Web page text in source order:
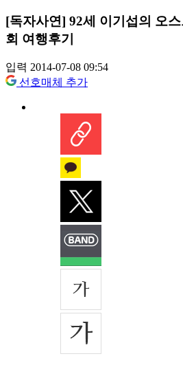
[독자사연] 92세 이기섭의 오
회 여행후기
입력 2014-07-08 09:54
선호매체 추가